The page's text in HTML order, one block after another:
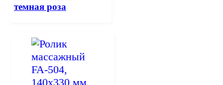
темная роза